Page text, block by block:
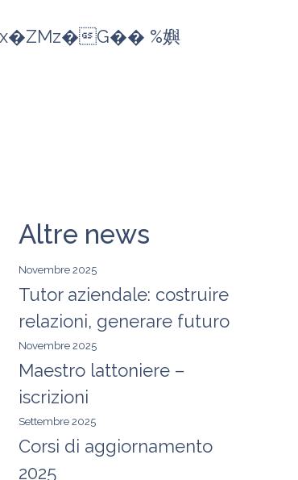
Altre news
Novembre 2025
Tutor aziendale: costruire
relazioni, generare futuro
Novembre 2025
Maestro lattoniere –
iscrizioni
Settembre 2025
Corsi di aggiornamento
2025